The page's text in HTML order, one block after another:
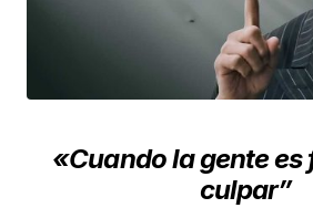
«Cuando la gente es
culpar”